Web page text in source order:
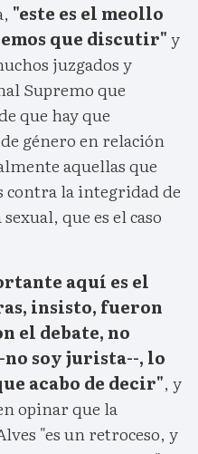
"este es el meollo
que discutir"y
juzgados y
Supremo que
que hay que
género en relación
aquellas que
contra la integridad de
que es el caso
aquí es el
insisto, fueron
el debate, no
soy jurista--, lo
acabo de decir", y
opinar que la
"es un retroceso, y